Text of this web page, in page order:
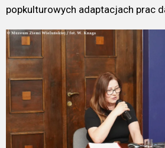
popkulturowych adaptacjach prac